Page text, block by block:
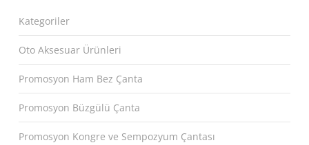
Kategoriler
Oto Aksesuar Ürünleri
Promosyon Ham Bez Çanta
Promosyon Büzgülü Çanta
Promosyon Kongre ve Sempozyum Çantası